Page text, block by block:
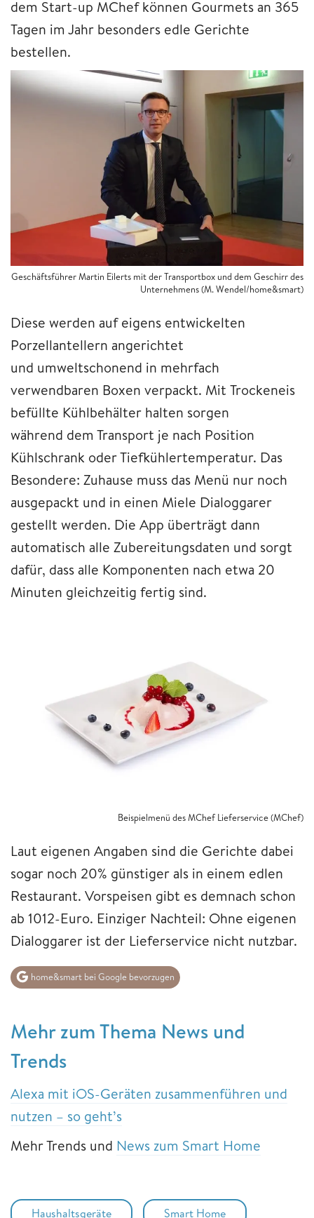
dem Start-up MChef können Gourmets an 365
Tagen im Jahr besonders edle Gerichte
bestellen.
Geschäftsführer Martin Eilerts mit der Transportbox und dem Geschirr des
Unternehmens (M. Wendel/home&smart)
Diese werden auf eigens entwickelten
Porzellantellern angerichtet
und umweltschonend in mehrfach
verwendbaren Boxen verpackt. Mit Trockeneis
befüllte Kühlbehälter halten sorgen
während dem Transport je nach Position
Kühlschrank oder Tiefkühlertemperatur. Das
Besondere: Zuhause muss das Menü nur noch
ausgepackt und in einen Miele Dialoggarer
gestellt werden. Die App überträgt dann
automatisch alle Zubereitungsdaten und sorgt
dafür, dass alle Komponenten nach etwa 20
Minuten gleichzeitig fertig sind.
Beispielmenü des MChef Lieferservice (MChef)
Laut eigenen Angaben sind die Gerichte dabei
sogar noch 20% günstiger als in einem edlen
Restaurant. Vorspeisen gibt es demnach schon
ab 1012-Euro. Einziger Nachteil: Ohne eigenen
Dialoggarer ist der Lieferservice nicht nutzbar.
home&smart bei Google bevorzugen
Mehr zum Thema News und
Trends
Alexa mit iOS-Geräten zusammenführen und
nutzen – so geht’s
Mehr Trends und News zum Smart Home
Haushaltsgeräte Smart Home